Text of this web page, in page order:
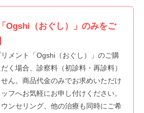
Ogshi（おぐし）」のみをご
メント「Ogshi（おぐし）」のご購
く場合、診察料（初診料・再診料）
ん。商品代金のみでお求めいただけ
フへお気軽にお申し付けください。
ンセリング、他の治療も同時にご希